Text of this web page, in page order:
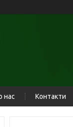
нас Контакти